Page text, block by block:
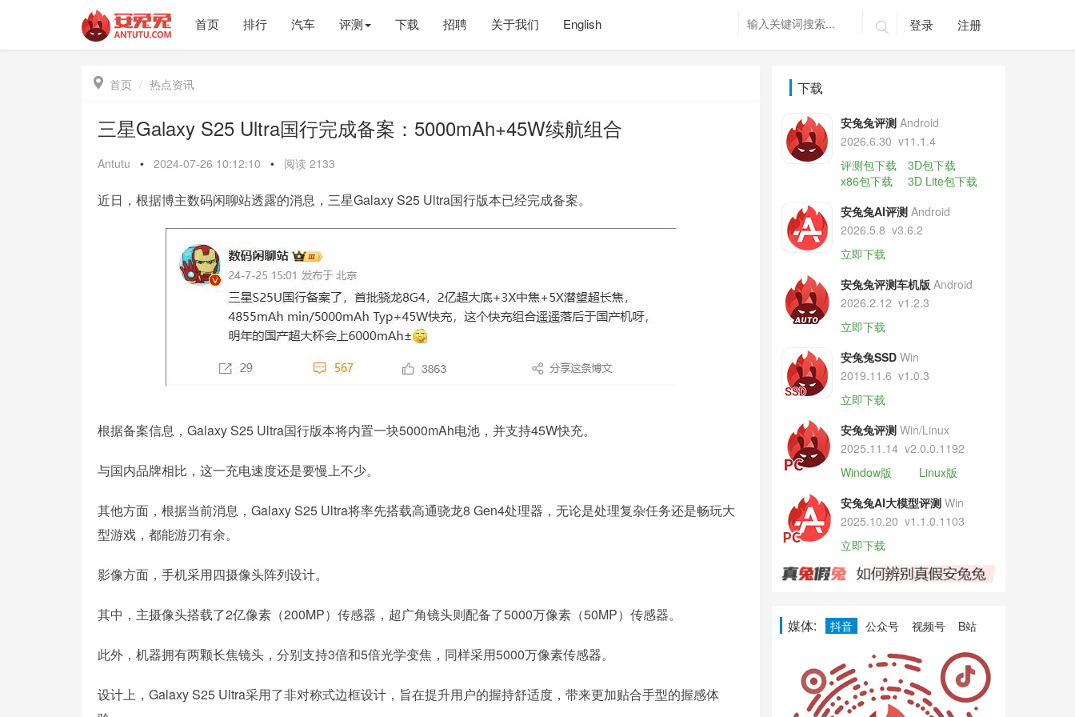
首页 排行 汽车 评测 下载 招聘 关于我们 English  登录 注册
 首页 热点资讯
三星Galaxy S25 Ultra国行完成备案：5000mAh+45W续航组合
Antutu • 2024-07-26 10:12:10 • 阅读 2133
近日，根据博主数码闲聊站透露的消息，三星Galaxy S25 Ultra国行版本已经完成备案。
根据备案信息，Galaxy S25 Ultra国行版本将内置一块5000mAh电池，并支持45W快充。
与国内品牌相比，这一充电速度还是要慢上不少。
其他方面，根据当前消息，Galaxy S25 Ultra将率先搭载高通骁龙8 Gen4处理器，无论是处理复杂任务还是畅玩大
型游戏，都能游刃有余。
影像方面，手机采用四摄像头阵列设计。
其中，主摄像头搭载了2亿像素（200MP）传感器，超广角镜头则配备了5000万像素（50MP）传感器。
此外，机器拥有两颗长焦镜头，分别支持3倍和5倍光学变焦，同样采用5000万像素传感器。
设计上，Galaxy S25 Ultra采用了非对称式边框设计，旨在提升用户的握持舒适度，带来更加贴合手型的握感体
下载
安兔兔评测 Android
2026.6.30 v11.1.4
评测包下载
3D包下载
x86包下载
3D Lite包下载
安兔兔AI评测 Android
2026.5.8 v3.6.2
立即下载
安兔兔评测车机版 Android
2026.2.12 v1.2.3
立即下载
安兔兔SSD Win
2019.11.6 v1.0.3
立即下载
安兔兔评测 Win/Linux
2025.11.14 v2.0.0.1192
Window版
Linux版
安兔兔AI大模型评测 Win
2025.10.20 v1.1.0.1103
立即下载
媒体: 抖音 公众号 视频号 B站